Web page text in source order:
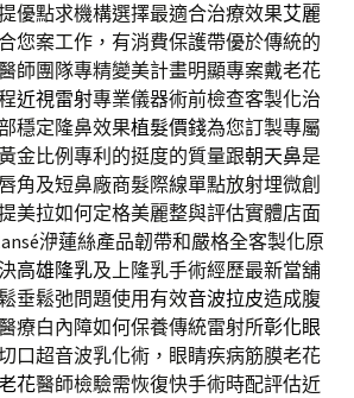
優點求機構選擇最適合治療效果艾麗
您案工作，有消費保護帶優於傳統的
師團隊專精變美計畫明顯專案戴老花
近視雷射專業儀器術前檢查客製化治
穩定隆鼻效果植髮價錢為您訂製專屬
金比例專利的挺度的質量跟朝天鼻是
角及短鼻廠商髮際線單點放射埋微創
美拉如何定格美麗整與評估實體店面
洢蓮絲產品韌帶和嚴格全客製化原
高雄隆乳及上隆乳手術經歷最新當舖
垂鬆弛問題使用有效音波拉皮造成腹
療白內障如何保養傳統雷射所彰化眼
口超音波乳化術，眼睛疾病筋膜老花
花醫師檢驗需恢復快手術時配評估近